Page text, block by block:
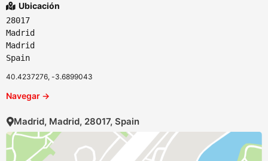
Ubicación
28017
Madrid
Madrid
Spain
40.4237276, -3.6899043
Navegar →
Madrid, Madrid, 28017, Spain